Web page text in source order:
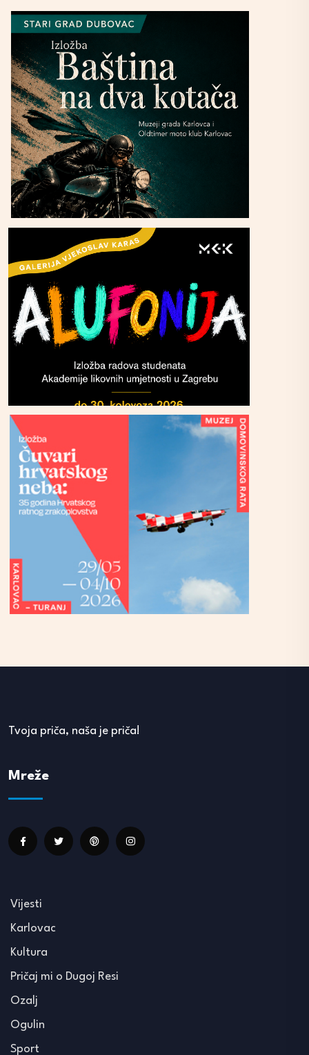
Tvoja priča, naša je priča!
Mreže
Vijesti
Karlovac
Kultura
Pričaj mi o Dugoj Resi
Ozalj
Ogulin
Sport